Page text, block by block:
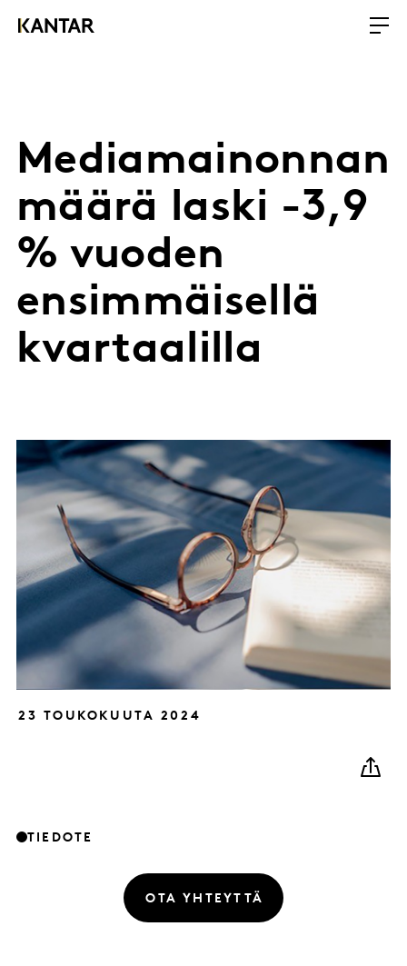
Mediamainonnan
määrä laski -3,9
% vuoden
ensimmäisellä
kvartaalilla
23 TOUKOKUUTA 2024
TIEDOTE
OTA YHTEYTTÄ